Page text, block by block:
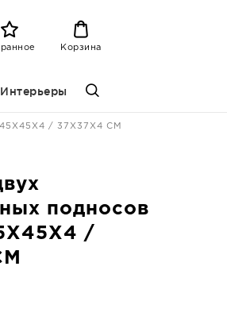
Корзина
Интерьеры
/ 37X37X4 CM
подносов
/